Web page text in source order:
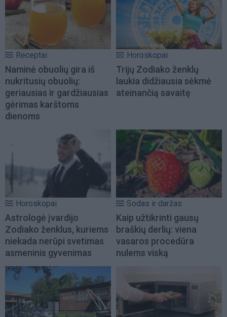
Receptai
Naminė obuolių gira iš
nukritusių obuolių:
geriausias ir gardžiausias
gėrimas karštoms
dienoms
Horoskopai
Trijų Zodiako ženklų
laukia didžiausia sėkmė
ateinančią savaitę
Horoskopai
Astrologė įvardijo
Zodiako ženklus, kuriems
niekada nerūpi svetimas
asmeninis gyvenimas
Sodas ir daržas
Kaip užtikrinti gausų
braškių derlių: viena
vasaros procedūra
nulems viską